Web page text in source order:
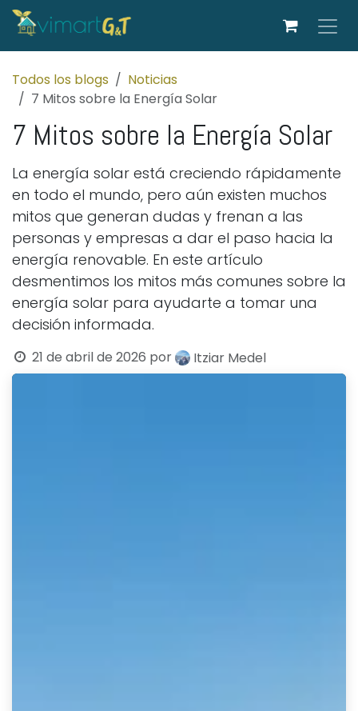
Ir al contenido
Todos los blogs
Noticias
7 Mitos sobre la Energía Solar
7 Mitos sobre la Energía Solar
La energía solar está creciendo rápidamente
en todo el mundo, pero aún existen muchos
mitos que generan dudas y frenan a las
personas y empresas a dar el paso hacia la
energía renovable. En este artículo
desmentimos los mitos más comunes sobre la
energía solar para ayudarte a tomar una
decisión informada.
21 de abril de 2026 por Itziar Medel